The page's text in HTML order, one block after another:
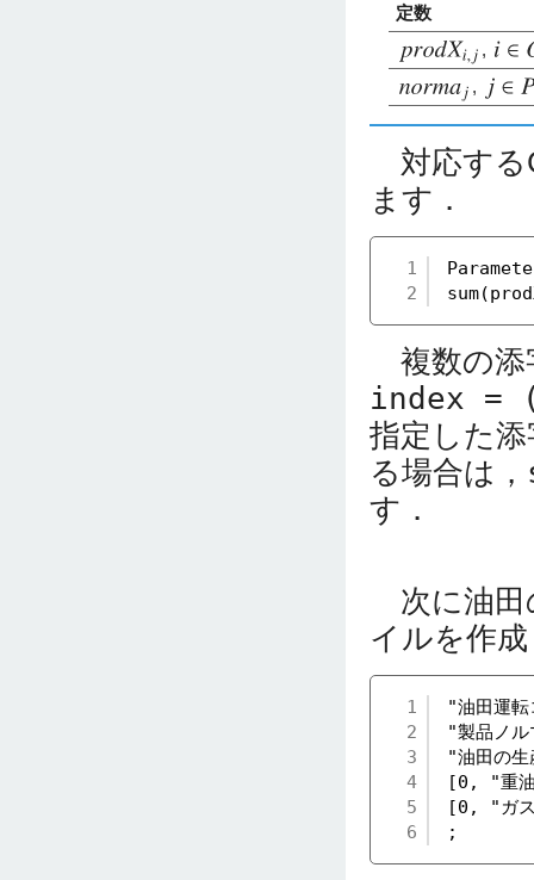
定数
,
,
対応する
ます．
1
2
複数の添
index
指定した
る場合は，
す．
次に油田
イルを作
1
2
3
4
5
6
"油田運
"製品ノ
"油田の
[0, "重
[0, "ガ
;